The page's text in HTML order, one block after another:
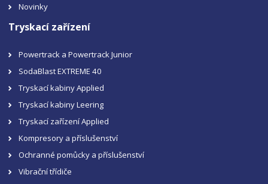
Novinky
Tryskací zařízení
Powertrack a Powertrack Junior
SodaBlast EXTREME 40
Tryskací kabiny Applied
Tryskací kabiny Leering
Tryskací zařízení Applied
Kompresory a příslušenství
Ochranné pomůcky a příslušenství
Vibrační třídiče